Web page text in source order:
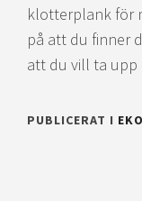
klotterplank för
på att du finner
att du vill ta upp
PUBLICERAT I